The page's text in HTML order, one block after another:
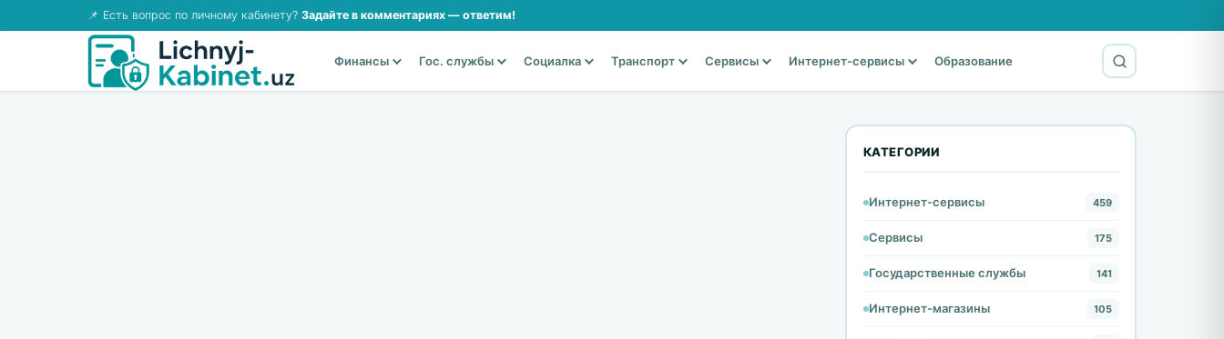
📌 Есть вопрос по личному кабинету? Задайте в комментариях — ответим!
Финансы Гос. службы Социалка Транспорт Сервисы Интернет-сервисы Образование
КАТЕГОРИИ
Интернет-сервисы 459
Сервисы 175
Государственные службы 141
Интернет-магазины 105